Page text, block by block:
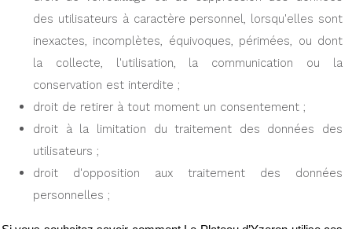
des utilisateurs à caractère personnel, lorsqu'elles sont
inexactes, incomplètes, équivoques, périmées, ou dont
la collecte, l'utilisation, la communication ou la
conservation est interdite ;
droit de retirer à tout moment un consentement ;
droit à la limitation du traitement des données des
utilisateurs ;
droit d'opposition aux traitement des données
personnelles ;